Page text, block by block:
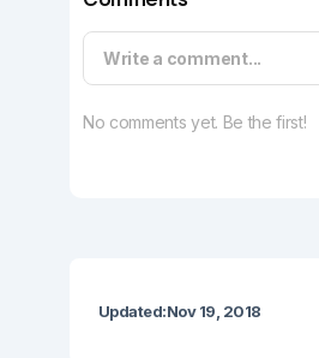
Write a comment...
No comments yet. Be the first!
Updated:Nov 19, 2018